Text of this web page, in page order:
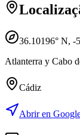
36.10196° N, -
Atlanterra y Cabo
Cádiz
Abrir en